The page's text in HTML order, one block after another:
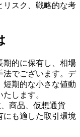
リスク、戦略的な考
期的に保有し、相場
法でございます。デ
短期的な小さな値動
します。
商品、仮想通貨
にも適した取引環境